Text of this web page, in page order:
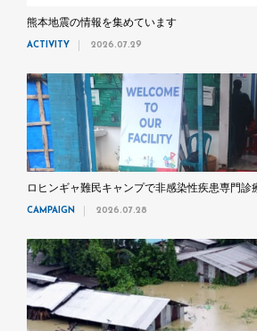
熊本地震の情報を集めています
ACTIVITY 2026.07.29
ロヒンギャ難民キャンプで非感染性疾患専門診
CAMPAIGN 2026.07.28